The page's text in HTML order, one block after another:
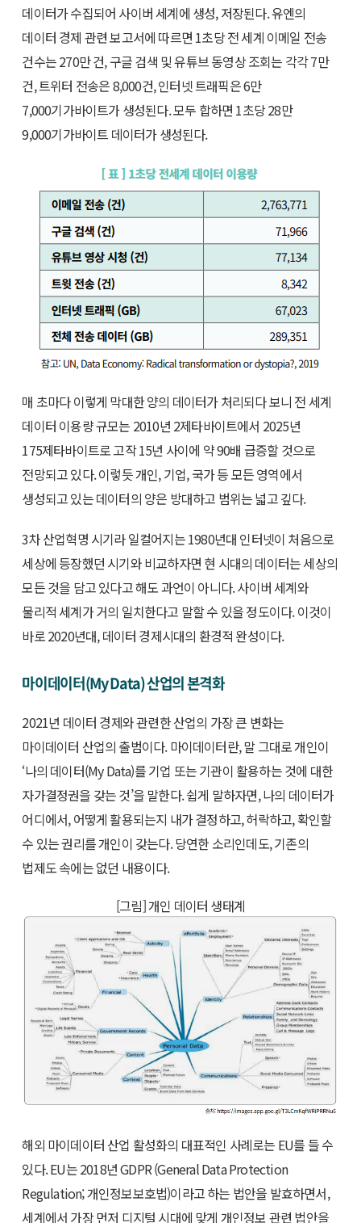
데이터가 수집되어 사이버 세계에 생성, 저장된다. 유엔의
데이터 경제 관련 보고서에 따르면 1초당 전 세계 이메일 전송
건수는 270만 건, 구글 검색 및 유튜브 동영상 조회는 각각 7만
건, 트위터 전송은 8,000건, 인터넷 트래픽은 6만
7,000기가바이트가 생성된다. 모두 합하면 1초당 28만
9,000기가바이트 데이터가 생성된다.
매 초마다 이렇게 막대한 양의 데이터가 처리되다 보니 전 세계
데이터 이용량 규모는 2010년 2제타바이트에서 2025년
175제타바이트로 고작 15년 사이에 약 90배 급증할 것으로
전망되고 있다. 이렇듯 개인, 기업, 국가 등 모든 영역에서
생성되고 있는 데이터의 양은 방대하고 범위는 넓고 깊다.
3차 산업혁명 시기라 일컬어지는 1980년대 인터넷이 처음으로
세상에 등장했던 시기와 비교하자면 현 시대의 데이터는 세상의
모든 것을 담고 있다고 해도 과언이 아니다. 사이버 세계와
물리적 세계가 거의 일치한다고 말할 수 있을 정도이다. 이것이
바로 2020년대, 데이터 경제시대의 환경적 완성이다.
마이데이터(My Data) 산업의 본격화
2021년 데이터 경제와 관련한 산업의 가장 큰 변화는
마이데이터 산업의 출범이다. 마이데이터란, 말 그대로 개인이
‘나의 데이터(My Data)를 기업 또는 기관이 활용하는 것에 대한
자가결정권을 갖는 것’을 말한다. 쉽게 말하자면, 나의 데이터가
어디에서, 어떻게 활용되는지 내가 결정하고, 허락하고, 확인할
수 있는 권리를 개인이 갖는다. 당연한 소리인데도, 기존의
법제도 속에는 없던 내용이다.
[그림] 개인 데이터 생태계
해외 마이데이터 산업 활성화의 대표적인 사례로는 EU를 들 수
있다. EU는 2018년 GDPR (General Data Protection
Regulation; 개인정보보호법)이라고 하는 법안을 발효하면서,
세계에서 가장 먼저 디지털 시대에 맞게 개인정보 관련 법안을